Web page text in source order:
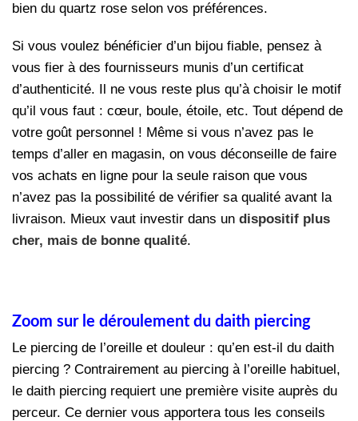
bien du quartz rose selon vos préférences.
Si vous voulez bénéficier d’un bijou fiable, pensez à
vous fier à des fournisseurs munis d’un certificat
d’authenticité. Il ne vous reste plus qu’à choisir le motif
qu’il vous faut : cœur, boule, étoile, etc. Tout dépend de
votre goût personnel ! Même si vous n’avez pas le
temps d’aller en magasin, on vous déconseille de faire
vos achats en ligne pour la seule raison que vous
n’avez pas la possibilité de vérifier sa qualité avant la
livraison. Mieux vaut investir dans un dispositif plus
cher, mais de bonne qualité.
Zoom sur le déroulement du daith piercing
Le piercing de l’oreille et douleur : qu’en est-il du daith
piercing ? Contrairement au piercing à l’oreille habituel,
le daith piercing requiert une première visite auprès du
perceur. Ce dernier vous apportera tous les conseils